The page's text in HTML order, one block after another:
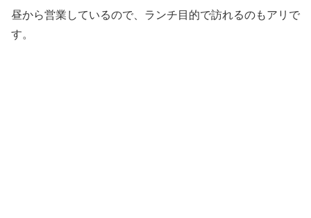
昼から営業しているので、ランチ目的で訪れるのもアリで
す。